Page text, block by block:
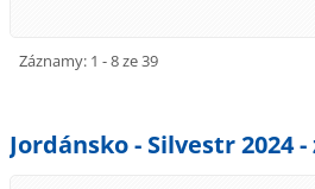
Záznamy: 1 - 8 ze 39
Jordánsko - Silvestr 2024